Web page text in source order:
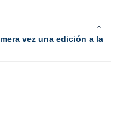
vez una edición a la